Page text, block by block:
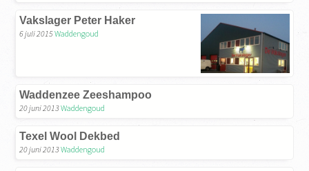
Vakslager Peter Haker
6 juli 2015Waddengoud
Waddenzee Zeeshampoo
20 juni 2013Waddengoud
Texel Wool Dekbed
20 juni 2013Waddengoud